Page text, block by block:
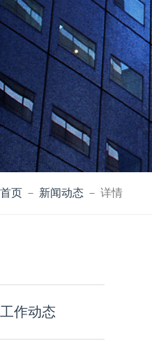
首页 － 新闻动态 － 详情
工作动态